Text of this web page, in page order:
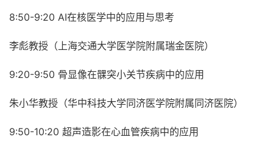
8:50-9:20 AI在核医学中的应用与思考
李彪教授（上海交通大学医学院附属瑞金医院）
9:20-9:50 骨显像在髁突小关节疾病中的应用
朱小华教授（华中科技大学同济医学院附属同济医院）
9:50-10:20 超声造影在心血管疾病中的应用